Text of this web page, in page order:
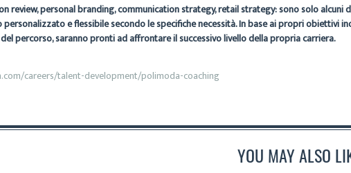
review, personal branding, communication strategy, retail strategy: sono solo
e flessibile secondo le specifiche necessità. In base ai propri
percorso, saranno pronti ad affrontare il successivo livello della propria carriera.
careers/talent-development/polimoda-coaching
YOU MAY ALSO